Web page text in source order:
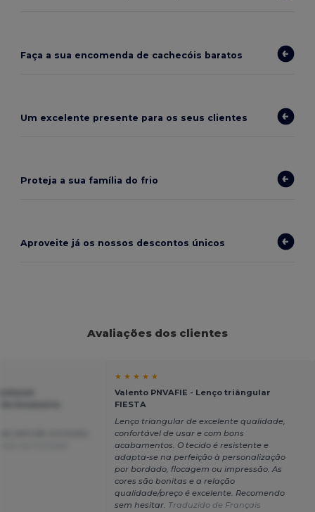
Faça a sua encomenda de cachecóis baratos
Um excelente presente para os seus clientes
Proteja a sua família do frio
Aproveite já os nossos descontos únicos
Avaliações dos clientes
★ ★ ★ ★ ★
Valento PNVAFIE - Lenço triângular
FIESTA
Lenço triangular de excelente qualidade,
confortável de usar e com bons
acabamentos. O tecido é resistente e
adapta-se na perfeição à personalização
por bordado, flocagem ou impressão. As
cores são bonitas e a relação
qualidade/preço é excelente. Recomendo
sem hesitar. Traduzido de Français